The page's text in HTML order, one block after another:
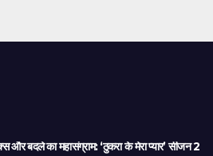
और बदले का महासंग्राम: ‘ठुकरा के मेरा प्यार’ सीजन 2